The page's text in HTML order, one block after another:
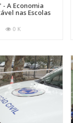
A Economia
nas Escolas
0 K